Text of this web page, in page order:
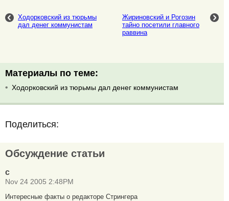
Ходорковский из тюрьмы
дал денег коммунистам
Жириновский и Рогозин
тайно посетили главного
раввина
Материалы по теме:
Ходорковский из тюрьмы дал денег коммунистам
Поделиться:
Обсуждение статьи
с
Nov 24 2005 2:48PM
Интересные факты о редакторе Стрингера